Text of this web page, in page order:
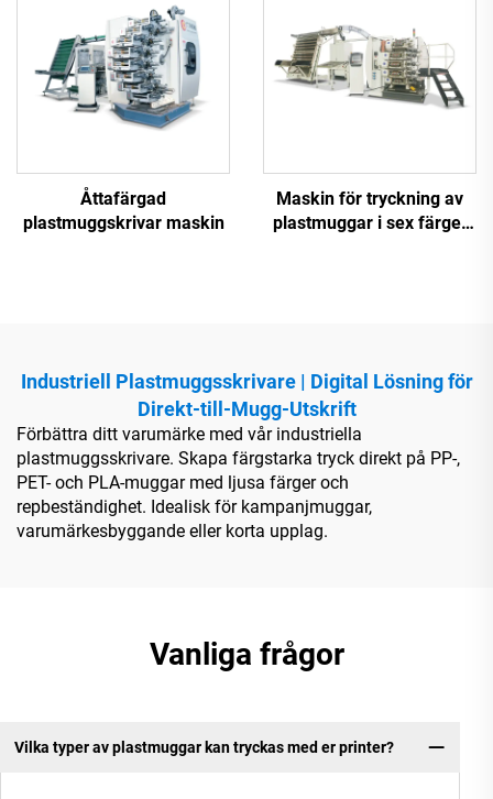
Åttafärgad
plastmuggskrivar maskin
Maskin för tryckning av
plastmuggar i sex färger
Industriell Plastmuggsskrivare | Digital Lösning för
Direkt-till-Mugg-Utskrift
Förbättra ditt varumärke med vår industriella
plastmuggsskrivare. Skapa färgstarka tryck direkt på PP-,
PET- och PLA-muggar med ljusa färger och
repbeständighet. Idealisk för kampanjmuggar,
varumärkesbyggande eller korta upplag.
Vanliga frågor
Vilka typer av plastmuggar kan tryckas med er printer?